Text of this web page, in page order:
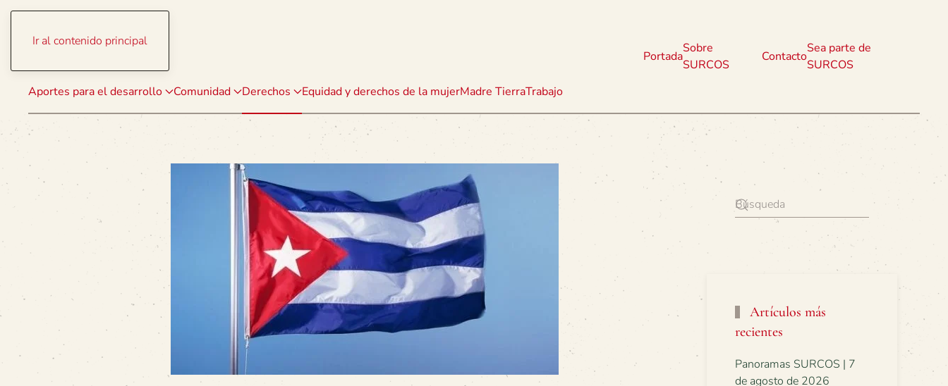
Ir al contenido principal
Aportes para el desarrollo Comunidad Derechos Equidad y derechos de la mujerMadre TierraTrabajo
Portada
Sobre
SURCOS
Contacto
Sea parte de
SURCOS
Artículos más
recientes
Panoramas SURCOS | 7
de agosto de 2026